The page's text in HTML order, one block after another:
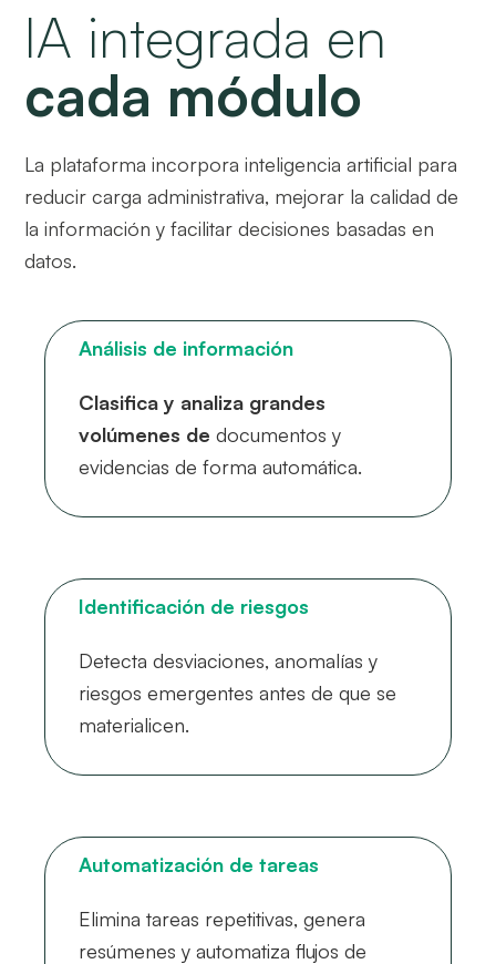
IA integrada en
cada módulo
La plataforma incorpora inteligencia artificial para
reducir carga administrativa, mejorar la calidad de
la información y facilitar decisiones basadas en
datos.
Análisis de información
Clasifica y analiza grandes
volúmenes de documentos y
evidencias de forma automática.
Identificación de riesgos
Detecta desviaciones, anomalías y
riesgos emergentes antes de que se
materialicen.
Automatización de tareas
Elimina tareas repetitivas, genera
resúmenes y automatiza flujos de